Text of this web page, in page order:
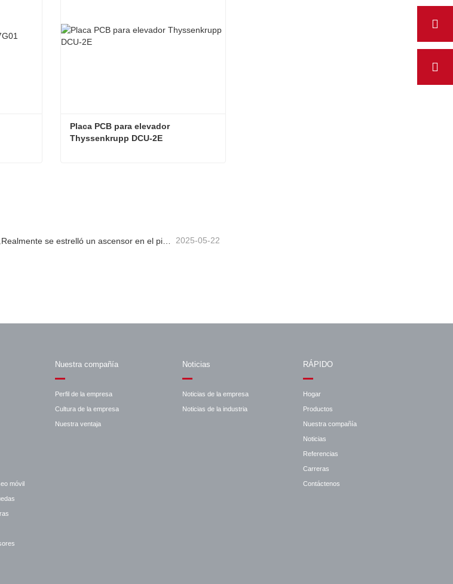
Placa PCB para elevador
Thyssenkrupp DCU-2E
¿Realmente se estrelló un ascensor en el piso 40? 2025-05-22
móvil
Nuestra compañía
Perfil de la empresa
Cultura de la empresa
Nuestra ventaja
Noticias
Noticias de la empresa
Noticias de la industria
RÁPIDO
Hogar
Productos
Nuestra compañía
Noticias
Referencias
Carreras
Contáctenos